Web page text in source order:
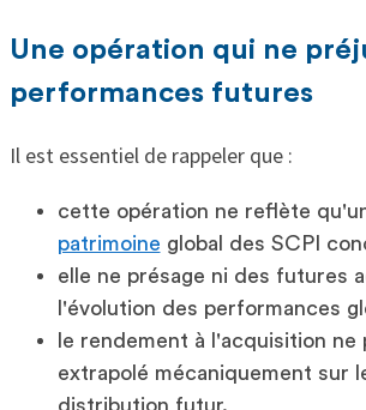
Une opération qui ne
performances futures
Il est essentiel de rappeler que :
cette opération ne reflète
patrimoine global des SCPI
elle ne présage ni des futures
l'évolution des performances
le rendement à l'acquisition ne
extrapolé mécaniquement sur
distribution futur.